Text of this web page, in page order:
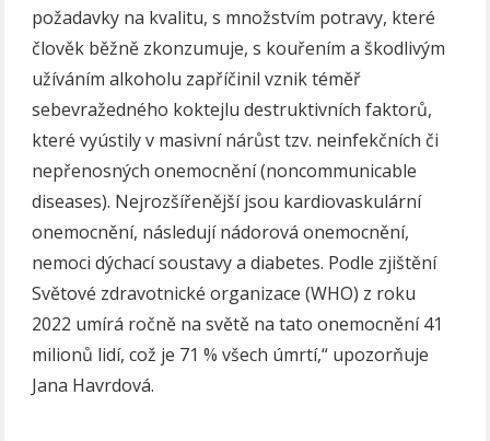
požadavky na kvalitu, s množstvím potravy, které
člověk běžně zkonzumuje, s kouřením a škodlivým
užíváním alkoholu zapříčinil vznik téměř
sebevražedného koktejlu destruktivních faktorů,
které vyústily v masivní nárůst tzv. neinfekčních či
nepřenosných onemocnění (noncommunicable
diseases). Nejrozšířenější jsou kardiovaskulární
onemocnění, následují nádorová onemocnění,
nemoci dýchací soustavy a diabetes. Podle zjištění
Světové zdravotnické organizace (WHO) z roku
2022 umírá ročně na světě na tato onemocnění 41
milionů lidí, což je 71 % všech úmrtí,“ upozorňuje
Jana Havrdová.